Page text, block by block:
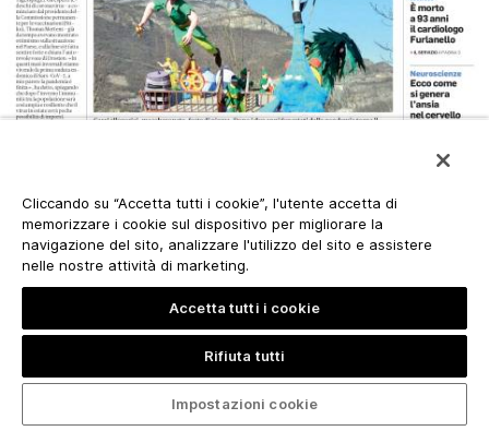
Cliccando su “Accetta tutti i cookie”, l'utente accetta di
memorizzare i cookie sul dispositivo per migliorare la
navigazione del sito, analizzare l'utilizzo del sito e assistere
nelle nostre attività di marketing.
Accetta tutti i cookie
Rifiuta tutti
Impostazioni cookie